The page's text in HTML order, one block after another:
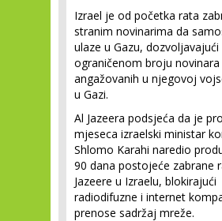
Izrael je od početka rata
stranim novinarima da
ulaze u Gazu,
ograničenom broju novinara
angažovanih u njegovoj
u Gazi.
Al Jazeera podsjeća da je
mjeseca izraelski ministar
Shlomo Karahi naredio
90 dana postojeće zabrane
Jazeere u Izraelu, blokirajući
radiodifuzne i internet
prenose sadržaj mreže.